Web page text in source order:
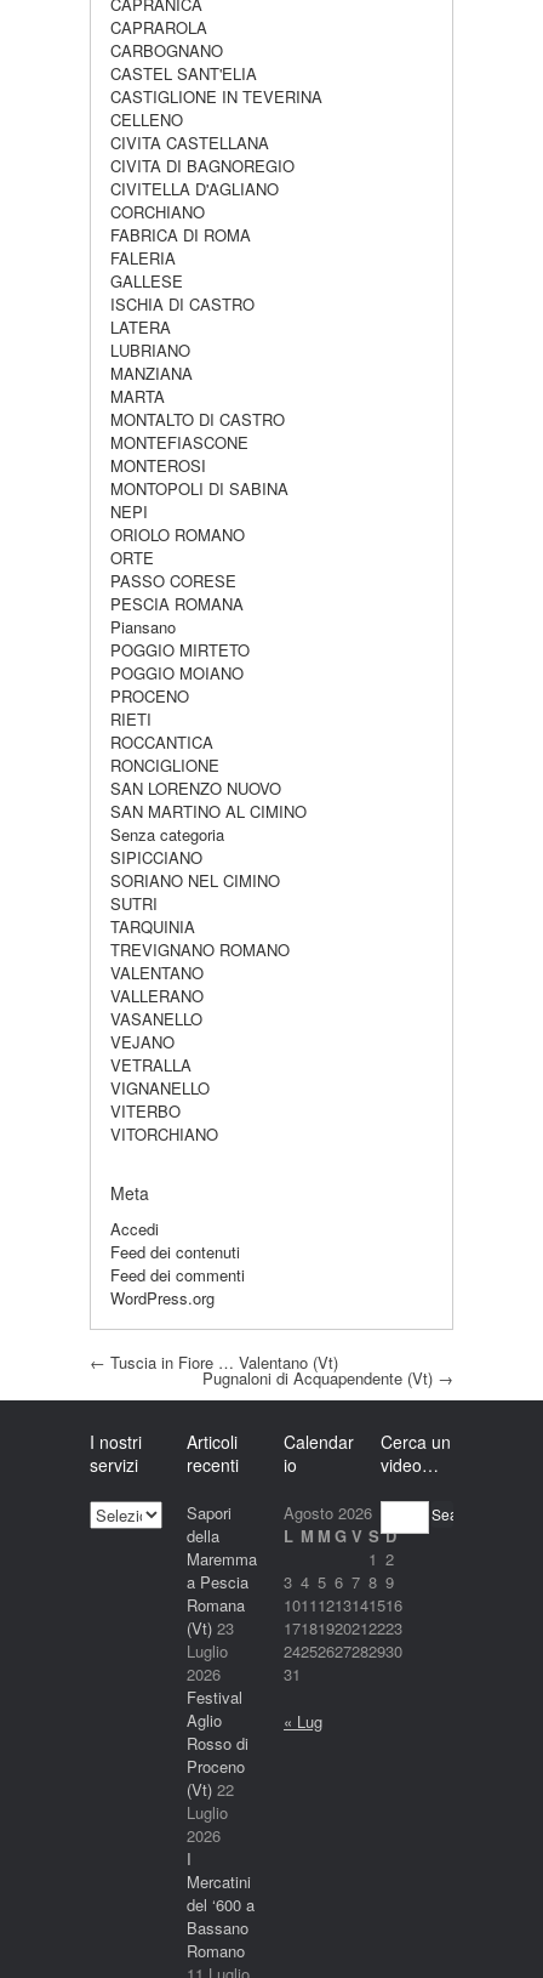
CAPRAROLA
CARBOGNANO
CASTEL SANT'ELIA
CASTIGLIONE IN TEVERINA
CELLENO
CIVITA CASTELLANA
CIVITA DI BAGNOREGIO
CIVITELLA D'AGLIANO
CORCHIANO
FABRICA DI ROMA
FALERIA
GALLESE
ISCHIA DI CASTRO
LATERA
LUBRIANO
MANZIANA
MARTA
MONTALTO DI CASTRO
MONTEFIASCONE
MONTEROSI
MONTOPOLI DI SABINA
NEPI
ORIOLO ROMANO
ORTE
PASSO CORESE
PESCIA ROMANA
Piansano
POGGIO MIRTETO
POGGIO MOIANO
PROCENO
RIETI
ROCCANTICA
RONCIGLIONE
SAN LORENZO NUOVO
SAN MARTINO AL CIMINO
Senza categoria
SIPICCIANO
SORIANO NEL CIMINO
SUTRI
TARQUINIA
TREVIGNANO ROMANO
VALENTANO
VALLERANO
VASANELLO
VEJANO
VETRALLA
VIGNANELLO
VITERBO
VITORCHIANO
Meta
Accedi
Feed dei contenuti
Feed dei commenti
WordPress.org
Post navigation
← Tuscia in Fiore … Valentano (Vt)
Pugnaloni di Acquapendente (Vt) →
I nostri
servizi
nostri
Articoli
recenti
Sapori
della
Maremma
a Pescia
Romana
(Vt) 23
Luglio
2026
Festival
Aglio
Rosso di
Proceno
(Vt) 22
Luglio
2026
I
Mercatini
del ‘600 a
Bassano
Romano
Calendar
io
Agosto 2026
L M M G V S D
1 2
3 4 5 6 7 8 9
10111213141516
17181920212223
24252627282930
31
« Lug
Cerca un
video…